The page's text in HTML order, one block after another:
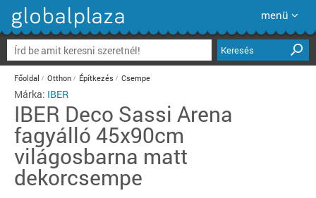
menü
Keresés
Főoldal Otthon Építkezés Csempe
Márka: IBER
IBER Deco Sassi Arena
fagyálló 45x90cm
világosbarna matt
dekorcsempe